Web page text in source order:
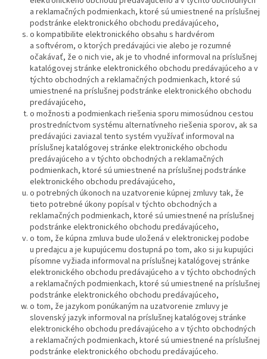
a reklamačných podmienkach, ktoré sú umiestnené na príslušnej
podstránke elektronického obchodu predávajúceho,
o kompatibilite elektronického obsahu s hardvérom
a softvérom, o ktorých predávajúci vie alebo je rozumné
očakávať, že o nich vie, ak je to vhodné informoval na príslušnej
katalógovej stránke elektronického obchodu predávajúceho a v
týchto obchodných a reklamačných podmienkach, ktoré sú
umiestnené na príslušnej podstránke elektronického obchodu
predávajúceho,
o možnosti a podmienkach riešenia sporu mimosúdnou cestou
prostredníctvom systému alternatívneho riešenia sporov, ak sa
predávajúci zaviazal tento systém využívať informoval na
príslušnej katalógovej stránke elektronického obchodu
predávajúceho a v týchto obchodných a reklamačných
podmienkach, ktoré sú umiestnené na príslušnej podstránke
elektronického obchodu predávajúceho,
o potrebných úkonoch na uzatvorenie kúpnej zmluvy tak, že
tieto potrebné úkony popísal v týchto obchodných a
reklamačných podmienkach, ktoré sú umiestnené na príslušnej
podstránke elektronického obchodu predávajúceho,
o tom, že kúpna zmluva bude uložená v elektronickej podobe
u predajcu a je kupujúcemu dostupná po tom, ako si ju kupujúci
písomne vyžiada informoval na príslušnej katalógovej stránke
elektronického obchodu predávajúceho a v týchto obchodných
a reklamačných podmienkach, ktoré sú umiestnené na príslušnej
podstránke elektronického obchodu predávajúceho,
o tom, že jazykom ponúkaným na uzatvorenie zmluvy je
slovenský jazyk informoval na príslušnej katalógovej stránke
elektronického obchodu predávajúceho a v týchto obchodných
a reklamačných podmienkach, ktoré sú umiestnené na príslušnej
podstránke elektronického obchodu predávajúceho.